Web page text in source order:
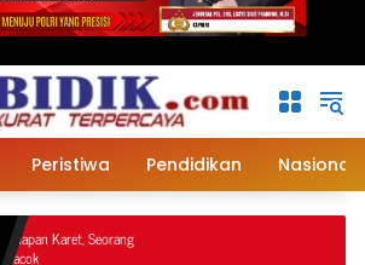
Peristiwa Pendidikan Nasional